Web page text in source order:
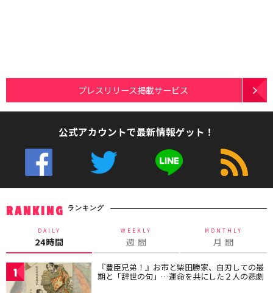
プレスリリース掲載サービス
公式アカウントで最新情報ゲット！
RANKING ランキング
DAILY
24時間
WEEKLY
週 間
MONTHLY
月 間
1 『豊臣兄弟！』お市と柴田勝家、自刃しての最
期と「辞世の句」…運命を共にした２人の悲劇